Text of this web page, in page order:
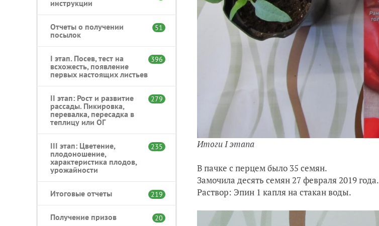
инструкции
Отчеты о получении
посылок
51
I этап. Посев, тест на
всхожесть, появление
первых настоящих листьев
396
II этап: Рост и развитие
рассады. Пикировка,
перевалка, пересадка в
теплицу или ОГ
279
III этап: Цветение,
плодоношение,
характеристика плодов,
урожайности
235
Итоговые отчеты 219
Получение призов 20
Итоги I этапа
В пачке с перцем было 35 семян.
Замочила десять семян 27 февраля 2019 года.
Раствор: Эпин 1 капля на стакан воды.